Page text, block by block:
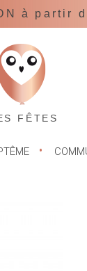
à partir
FÊTES